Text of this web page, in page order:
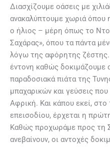
Διασχίζουμε οάσεις με
ανακαλύπτουμε χωριά όπου
ο ήλιος – μέρη όπως το
Σαχάρας», όπου τα πάντα
λόγω της αφόρητης ζέστης.
έντονη καθώς δοκιμάζουμε
παραδοσιακά πιάτα της
μπαχαρικών και γεύσεις
Αφρική. Και κάπου εκεί,
επεισοδίου, έρχεται η
Καθώς προχωράμε προς τη
ανεβαίνουν, οι αντοχές